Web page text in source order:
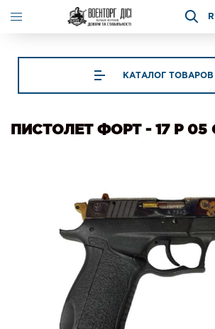
КАТАЛОГ ТОВАРОВ
ПИСТОЛЕТ ФОРТ - 17 Р